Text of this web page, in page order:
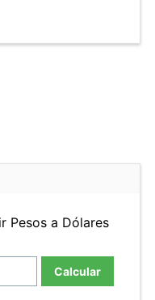
Pesos a Dólares
Calcular